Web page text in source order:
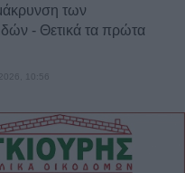
των
- Θετικά τα πρώτα
10:56
Κουρέτα-Αγοραστού,
την περιφερειακή
Θεσσαλίας, ξεπέταξαν